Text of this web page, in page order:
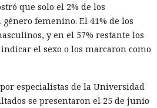
culpable de cargos de fraude
agravado de datos personales
federal del estado de
se dictará el 27 de octubre; la
32 años de prisión.
credenciales robadas para
y robaron información de al
que solo el 2% de los
femenino. El 41% de los
y en el 57% restante los
el sexo o los marcaron como
especialistas de la Universidad
se presentaron el 25 de junio